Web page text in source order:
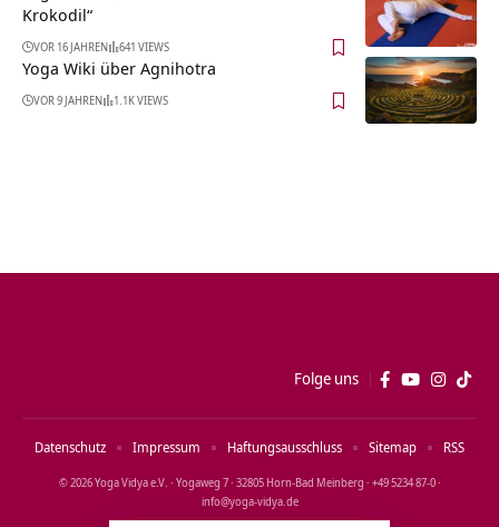
Krokodil“
VOR 16 JAHREN 641 VIEWS
Yoga Wiki über Agnihotra
VOR 9 JAHREN 1.1K VIEWS
Folge uns
© 2026 Yoga Vidya e.V. · Yogaweg 7 · 32805 Horn‑Bad Meinberg · +49 5234 87‑0 ·
info@yoga‑vidya.de
Datenschutz Impressum Haftungsausschluss Sitemap RSS